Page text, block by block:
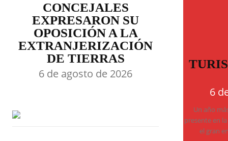
CONCEJALES
EXPRESARON SU
OPOSICIÓN A LA
EXTRANJERIZACIÓN
DE TIERRAS
6 de agosto de 2026
6
Un año
presente en
el gran